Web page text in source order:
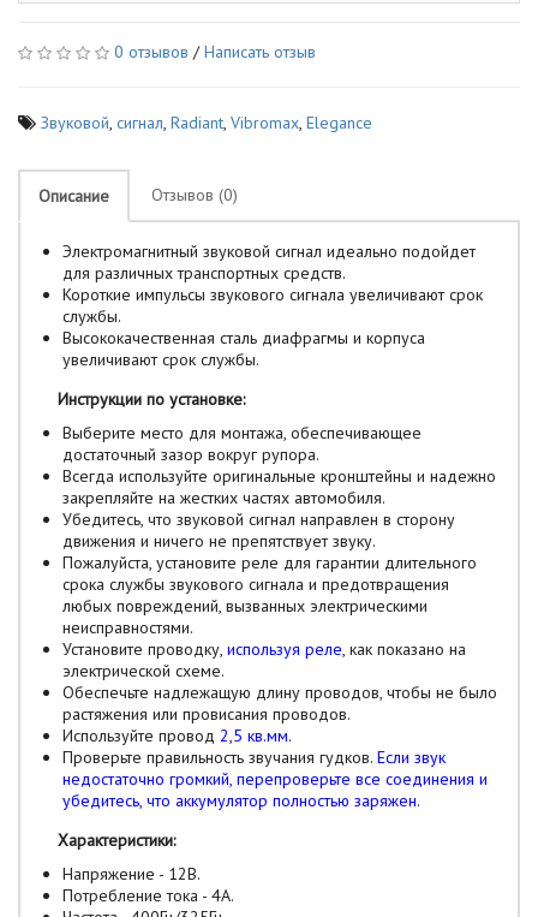
0 отзывов /Написать отзыв
Звуковой, сигнал, Radiant, Vibromax, Elegance
Описание Отзывов (0)
Электромагнитный звуковой сигнал идеально подойдет
для различных транспортных средств.
Короткие импульсы звукового сигнала увеличивают срок
службы.
Высококачественная сталь диафрагмы и корпуса
увеличивают срок службы.
Инструкции по установке:
Выберите место для монтажа, обеспечивающее
достаточный зазор вокруг рупора.
Всегда используйте оригинальные кронштейны и надежно
закрепляйте на жестких частях автомобиля.
Убедитесь, что звуковой сигнал направлен в сторону
движения и ничего не препятствует звуку.
Пожалуйста, установите реле для гарантии длительного
срока службы звукового сигнала и предотвращения
любых повреждений, вызванных электрическими
неисправностями.
Установите проводку, используя реле, как показано на
электрической схеме.
Обеспечьте надлежащую длину проводов, чтобы не было
растяжения или провисания проводов.
Используйте провод 2,5 кв.мм.
Проверьте правильность звучания гудков. Если звук
недостаточно громкий, перепроверьте все соединения и
убедитесь, что аккумулятор полностью заряжен.
Характеристики:
Напряжение - 12В.
Потребление тока - 4А.